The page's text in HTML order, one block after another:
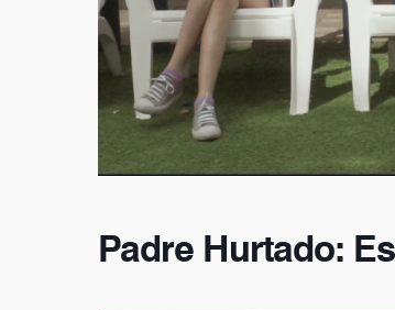
Padre Hurtado: